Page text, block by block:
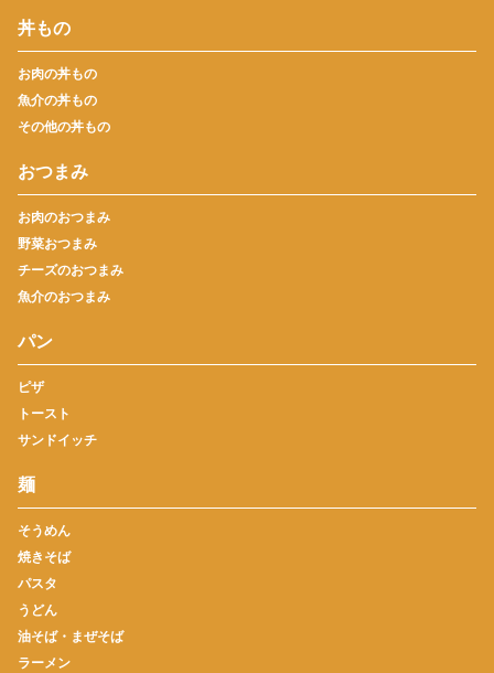
丼もの
お肉の丼もの
魚介の丼もの
その他の丼もの
おつまみ
お肉のおつまみ
野菜おつまみ
チーズのおつまみ
魚介のおつまみ
パン
ピザ
トースト
サンドイッチ
麺
そうめん
焼きそば
パスタ
うどん
油そば・まぜそば
ラーメン